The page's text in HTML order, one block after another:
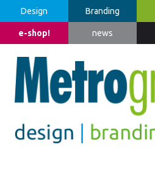
Design Branding
e-shop! news